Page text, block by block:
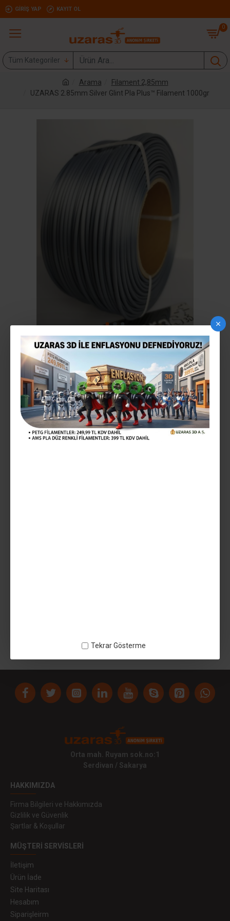
Tekrar Gösterme
GIRIŞ YAP KAYIT OL
0
Tüm Kategoriler
Arama
Filament 2,85mm
UZARAS 2.85mm Silver Glint Pla Plus™ Filament 1000gr
UZARAS 2.85MM SILVER GLINT PLA PLUS™
FILAMENT 1000GR
STOK: Stokta Var
MODEL: 140818UZ1424
Filament 2
Orta mah. Ruyam sok.no:1
Serdivan / Sakarya
HAKKIMIZDA
Firma Bilgileri ve Hakkımızda
Gizlilik ve Güvenlik
Şartlar & Koşullar
MÜŞTERI SERVISLERI
İletişim
Ürün İade
Site Haritası
Hesabım
Siparişleirm